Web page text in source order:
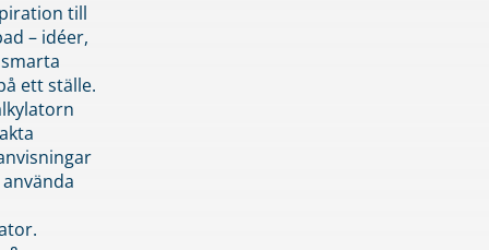
till
– idéer,
ett ställe.